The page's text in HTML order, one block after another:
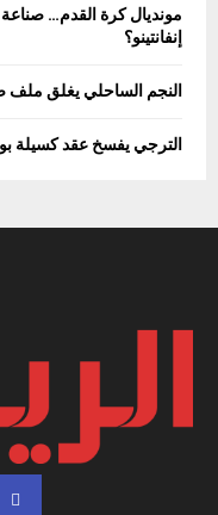
مونديال كرة القدم…
إنفانتينو؟
النجم الساحلي يغلق ملف
الترجي يفسخ عقد كسيلة